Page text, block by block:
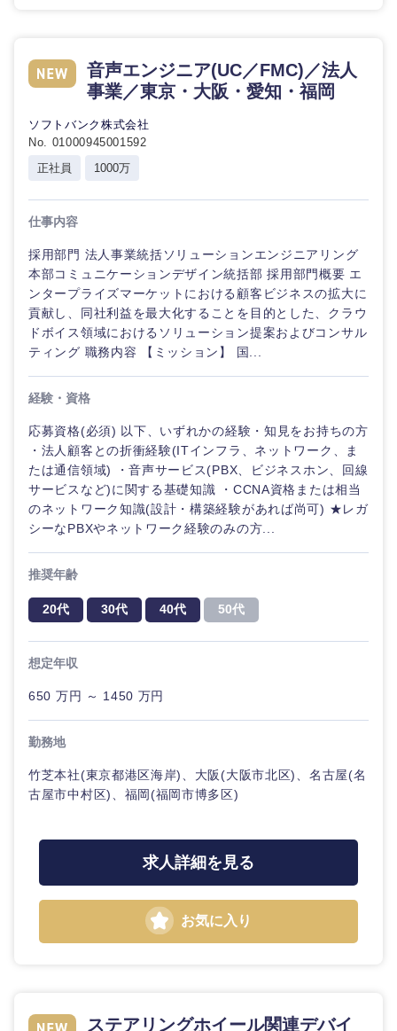
甲信越・北陸
新潟県 富山県
山梨県 長野県
音声エンジニア(UC／FMC)／法人
事業／東京・大阪・愛知・福岡
ソフトバンク株式会社
No. 01000945001592
正社員
1000万
仕事内容
採用部門 法人事業統括ソリューションエンジニアリング
本部コミュニケーションデザイン統括部 採用部門概要 エ
ンタープライズマーケットにおける顧客ビジネスの拡大に
貢献し、同社利益を最大化することを目的とした、クラウ
ドボイス領域におけるソリューション提案およびコンサル
ティング 職務内容 【ミッション】 国...
経験・資格
応募資格(必須) 以下、いずれかの経験・知見をお持ちの方
・法人顧客との折衝経験(ITインフラ、ネットワーク、ま
たは通信領域) ・音声サービス(PBX、ビジネスホン、回線
サービスなど)に関する基礎知識 ・CCNA資格または相当
のネットワーク知識(設計・構築経験があれば尚可) ★レガ
シーなPBXやネットワーク経験のみの方...
推奨年齢
20代 30代 40代 50代
想定年収
650 万円 ～ 1450 万円
勤務地
竹芝本社(東京都港区海岸)、大阪(大阪市北区)、名古屋(名
古屋市中村区)、福岡(福岡市博多区)
求人詳細を見る
お気に入り
ステアリングホイール関連デバイ